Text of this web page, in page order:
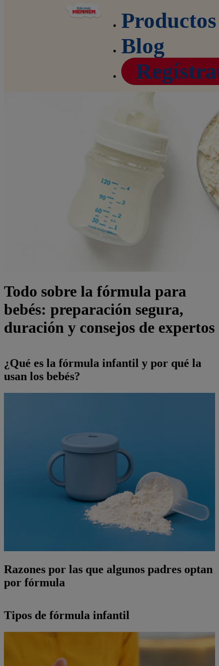
Productos
Blog
Todo sobre la fórmula para
bebés: preparación segura,
duración y consejos de expertos
¿Qué es la fórmula infantil y por qué la
usan los bebés?
Razones por las que algunos padres optan
por fórmula
Tipos de fórmula infantil